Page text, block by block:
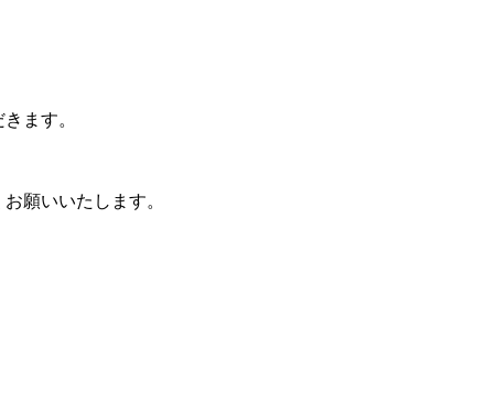
ます。
願いいたします。